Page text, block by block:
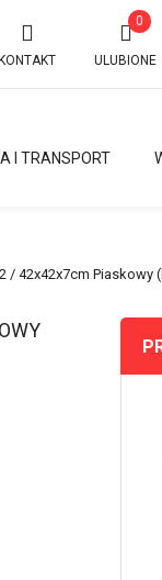
KONTAKT
0
ULUBIONE
I TRANSPORT
/ 42x42x7cm Piaskowy